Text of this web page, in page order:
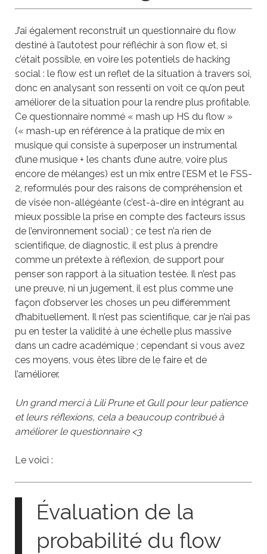
J’ai également reconstruit un questionnaire du flow
destiné à l’autotest pour réfléchir à son flow et, si
c’était possible, en voire les potentiels de hacking
social : le flow est un reflet de la situation à travers soi,
donc en analysant son ressenti on voit ce qu’on peut
améliorer de la situation pour la rendre plus profitable.
Ce questionnaire nommé « mash up HS du flow »
(« mash-up en référence à la pratique de mix en
musique qui consiste à superposer un instrumental
d’une musique + les chants d’une autre, voire plus
encore de mélanges) est un mix entre l’ESM et le FSS-
2, reformulés pour des raisons de compréhension et
de visée non-allégéante (c’est-à-dire en intégrant au
mieux possible la prise en compte des facteurs issus
de l’environnement social) ; ce test n’a rien de
scientifique, de diagnostic, il est plus à prendre
comme un prétexte à réflexion, de support pour
penser son rapport à la situation testée. Il n’est pas
une preuve, ni un jugement, il est plus comme une
façon d’observer les choses un peu différemment
d’habituellement. Il n’est pas scientifique, car je n’ai pas
pu en tester la validité à une échelle plus massive
dans un cadre académique ; cependant si vous avez
ces moyens, vous êtes libre de le faire et de
l’améliorer.
Un grand merci à Lili Prune et Gull pour leur patience
et leurs réflexions, cela a beaucoup contribué à
améliorer le questionnaire <3
Le voici :
Évaluation de la
probabilité du flow